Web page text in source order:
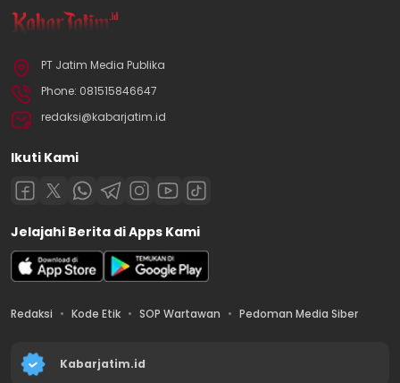
PT Jatim Media Publika
Phone: 081515846647
redaksi@kabarjatim.id
Ikuti Kami
Jelajahi Berita di Apps Kami
Redaksi Kode Etik SOP Wartawan Pedoman Media Siber
Kabarjatim.id